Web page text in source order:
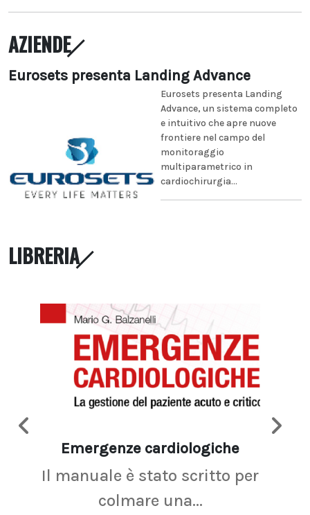
AZIENDE
Eurosets presenta Landing Advance
Eurosets presenta Landing
Advance, un sistema completo
e intuitivo che apre nuove
frontiere nel campo del
monitoraggio
multiparametrico in
cardiochirurgia...
LIBRERIA
Emergenze cardiologiche
Il manuale è stato scritto per
colmare una...